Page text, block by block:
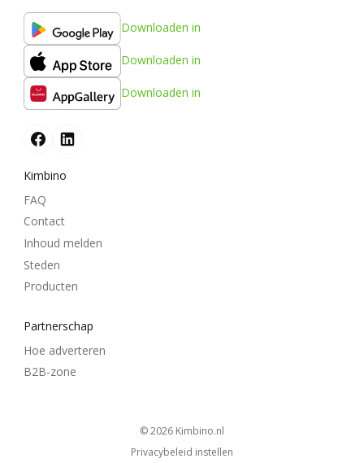
Downloaden in
Downloaden in
Downloaden in
Kimbino
FAQ
Contact
Inhoud melden
Steden
Producten
Partnerschap
Hoe adverteren
B2B-zone
© 2026
kimbino.nl
Privacybeleid instellen